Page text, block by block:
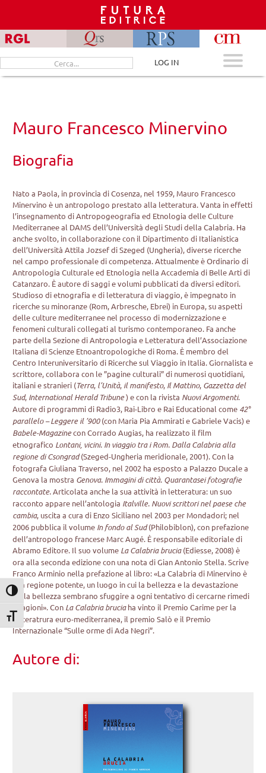
Attiva/disattiva alto contrasto
Attiva/disattiva dimensione testo
content
Cerca
per:
LOG IN
Mauro Francesco Minervino
Biografia
Nato a Paola, in provincia di Cosenza, nel 1959, Mauro Francesco
Minervino è un antropologo prestato alla letteratura. Vanta in effetti
l’insegnamento di Antropogeografia ed Etnologia delle Culture
Mediterranee al DAMS dell’Università degli Studi della Calabria. Ha
anche svolto, in collaborazione con il Dipartimento di Italianistica
dell’Università Attila Jozsef di Szeged (Ungheria), diverse ricerche
nel campo professionale di competenza. Attualmente è Ordinario di
Antropologia Culturale ed Etnologia nella Accademia di Belle Arti di
Catanzaro. È autore di saggi e volumi pubblicati da diversi editori.
Studioso di etnografia e di letteratura di viaggio, è impegnato in
ricerche su minoranze (Rom, Arbresche, Ebrei) in Europa, su aspetti
delle culture mediterranee nel processo di modernizzazione e
fenomeni culturali collegati al turismo contemporaneo. Fa anche
parte della Sezione di Antropologia e Letteratura dell’Associazione
Italiana di Scienze Etnoantropologiche di Roma. È membro del
Centro Interuniversitario di Ricerche sul Viaggio in Italia. Giornalista e
scrittore, collabora con le ”pagine culturali” di numerosi quotidiani,
italiani e stranieri (Terra, l’Unità, il manifesto, Il Mattino, Gazzetta del
Sud, International Herald Tribune) e con la rivista Nuovi Argomenti.
Autore di programmi di Radio3, Rai-Libro e Rai Educational come 42°
parallelo – Leggere il ’900(con Maria Pia Ammirati e Gabriele Vacis) e
Babele-Magazinecon Corrado Augias, ha realizzato il film
etnografico Lontani, vicini. In viaggio tra i Rom. Dalla Calabria alla
regione di Csongrad(Szeged-Ungheria meridionale, 2001). Con la
fotografa Giuliana Traverso, nel 2002 ha esposto a Palazzo Ducale a
Genova la mostra Genova. Immagini di città. Quarantasei fotografie
raccontate.Articolata anche la sua attività in letteratura: un suo
racconto appare nell’antologia Italville. Nuovi scrittori nel paese che
cambia, uscita a cura di Enzo Siciliano nel 2003 per Mondadori; nel
2006 pubblica il volume In fondo al Sud(Philobiblon), con prefazione
dell’antropologo francese Marc Augé. È responsabile editoriale di
Abramo Editore. Il suo volume La Calabria brucia(Ediesse, 2008) è
ora alla seconda edizione con una nota di Gian Antonio Stella. Scrive
Franco Arminio nella prefazione al libro: «La Calabria di Minervino è
una regione potente, un luogo in cui la bellezza e la devastazione
della bellezza sembrano sfuggire a ogni tentativo di cercarne rimedi
e ragioni». Con La Calabria bruciaha vinto il Premio Carime per la
letteratrura euro-mediterranea, il premio Salò e il Premio
Internazionale “Sulle orme di Ada Negri”.
Autore di: